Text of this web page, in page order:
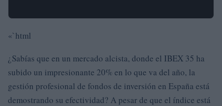
«`html
¿Sabías que en un mercado alcista, donde el IBEX 35 ha
subido un impresionante 20% en lo que va del año, la
gestión profesional de fondos de inversión en España está
demostrando su efectividad? A pesar de que el índice está